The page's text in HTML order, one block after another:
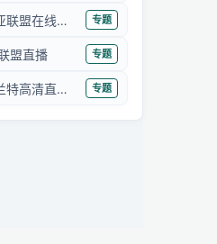
维泽拉对阵莱里亚联盟在线直播 专题
盟直播 专题
通德拉对阵阿马兰特高清直播回放 专题